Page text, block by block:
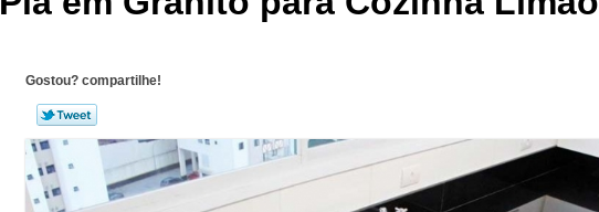
Gostou? compartilhe!